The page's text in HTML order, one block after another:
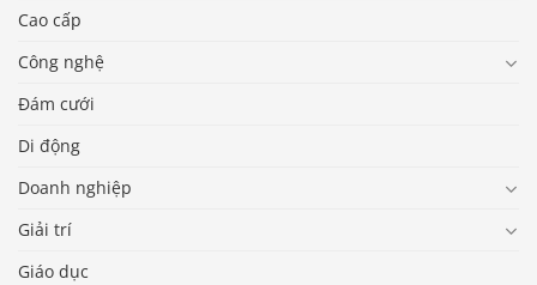
Cao cấp
Công nghệ
Đám cưới
Di động
Doanh nghiệp
Giải trí
Giáo dục